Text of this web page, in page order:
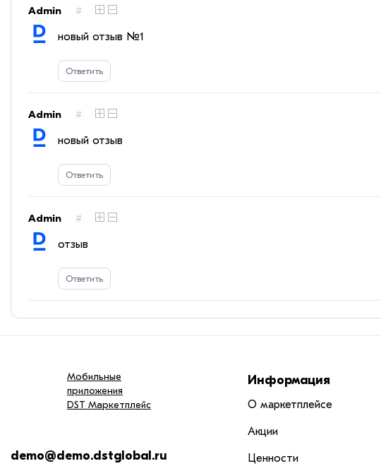
Admin #
новый отзыв №1
Ответить
Admin #
новый отзыв
Ответить
Admin #
отзыв
Ответить
Мобильные
приложения
DST Маркетплейс
demo@demo.dstglobal.ru
Информация
О маркетплейсе
Акции
Ценности